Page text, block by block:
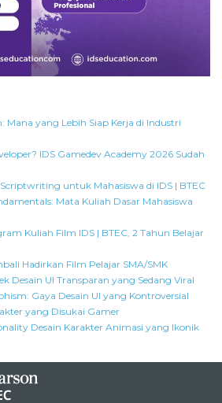
Mana yang Lebih Siap Kerja di Industri
IDS Gamedev Academy 2026 Sudah
untuk Mahasiswa di IDS | BTEC
Mata Kuliah Dasar Mahasiswa
Kuliah Film IDS | BTEC, 2 Tahun Belajar
Hadirkan Film Pelajar SMA/SMK
Desain UI Transparan yang Sedang Viral
Gaya Desain UI yang Kontroversial
yang Disukai Gamer
Desain Karakter Animasi yang Ikonik